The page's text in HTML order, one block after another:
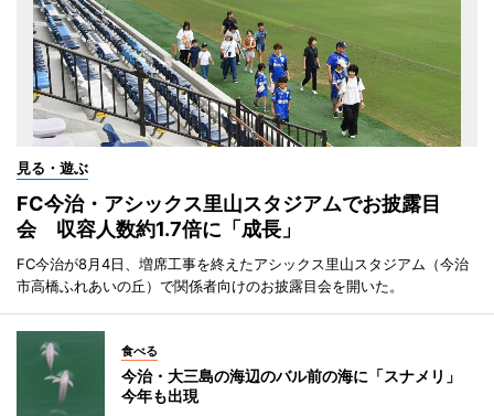
見る・遊ぶ
FC今治・アシックス里山スタジアムでお披露目
会 収容人数約1.7倍に「成長」
FC今治が8月4日、増席工事を終えたアシックス里山スタジアム（今治
市高橋ふれあいの丘）で関係者向けのお披露目会を開いた。
食べる
今治・大三島の海辺のバル前の海に「スナメリ」
今年も出現